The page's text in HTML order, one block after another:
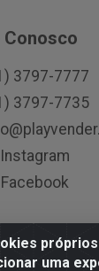
uma
Conosco
3797-7777
3797-7735
Instagram
Facebook
- Avenida Ana